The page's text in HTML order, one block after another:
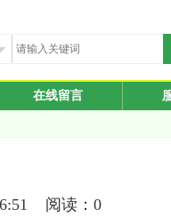
在线留言
阅读： 0